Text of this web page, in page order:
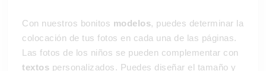
Con nuestros bonitos modelos, puedes determinar la
colocación de tus fotos en cada una de las páginas.
Las fotos de los niños se pueden complementar con
textos personalizados. Puedes diseñar el tamaño y